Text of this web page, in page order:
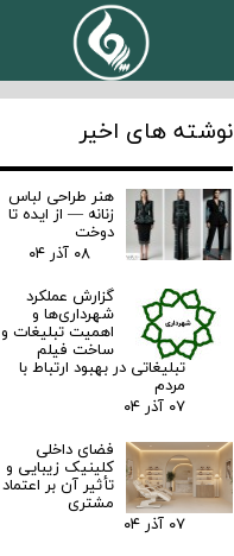
نوشته های اخیر
هنر طراحی لباس
زنانه — از ایده تا
دوخت
۰۸ آذر ۰۴
گزارش عملکرد
شهرداری‌ها و
اهمیت تبلیغات و
ساخت فیلم
تبلیغاتی در بهبود ارتباط با
مردم
۰۷ آذر ۰۴
فضای داخلی
کلینیک زیبایی و
تأثیر آن بر اعتماد
مشتری
۰۷ آذر ۰۴